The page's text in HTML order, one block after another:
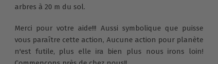
arbres à 20 m du sol.
Merci pour votre aide!!! Aussi symbolique que puisse
vous paraître cette action, Aucune action pour planète
n'est futile, plus elle ira bien plus nous irons loin!